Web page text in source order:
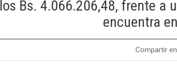
los Bs. 4.066.206,48, frente a
encuentra
Compartir